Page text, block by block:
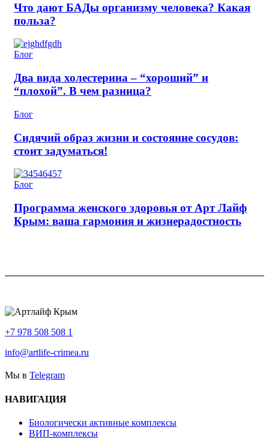
Что дают БАДы организму человека? Какая
польза?
Блог
Два вида холестерина – “хороший” и
“плохой”. В чем разница?
Блог
Сидячий образ жизни и состояние сосудов:
стоит задуматься!
Блог
Программа женского здоровья от Арт Лайф
Крым: ваша гармония и жизнерадостность
+7 978 508 508 1
info@artlife-crimea.ru
Мы в Telegram
НАВИГАЦИЯ
Биологически активные комплексы
ВИП-комплексы